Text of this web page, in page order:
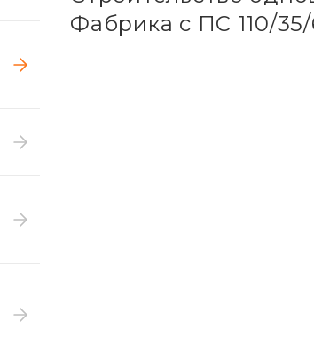
Фабрика с ПС 110/